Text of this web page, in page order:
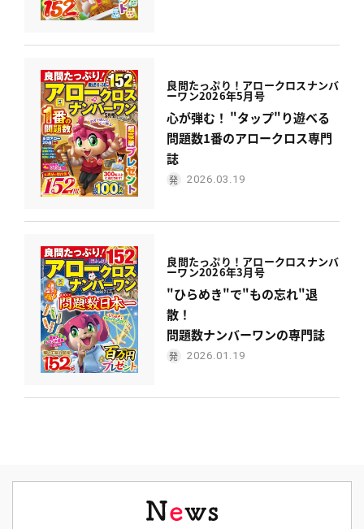
良問たっぷり！ アロークロスナンバ
ーワン2026年5月号
心が弾む！ "タップ"り遊べる
問題数1番のアロークロス専門
誌
2026.03.19
良問たっぷり！ アロークロスナンバ
ーワン2026年3月号
"ひらめき"で"もの忘れ"退
散！
問題数ナンバーワンの専門誌
2026.01.19